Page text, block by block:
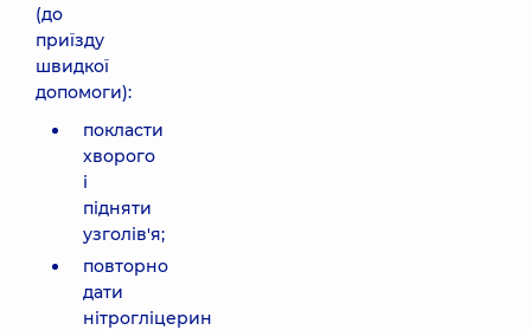
(до
приїзду
швидкої
допомоги):
покласти
хворого
і
підняти
узголів'я;
повторно
дати
нітрогліцерин